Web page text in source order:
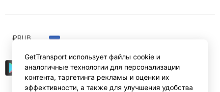
₽RUB
GetTransport использует файлы cookie и
аналогичные технологии для персонализации
контента, таргетинга рекламы и оценки их
эффективности, а также для улучшения удобства